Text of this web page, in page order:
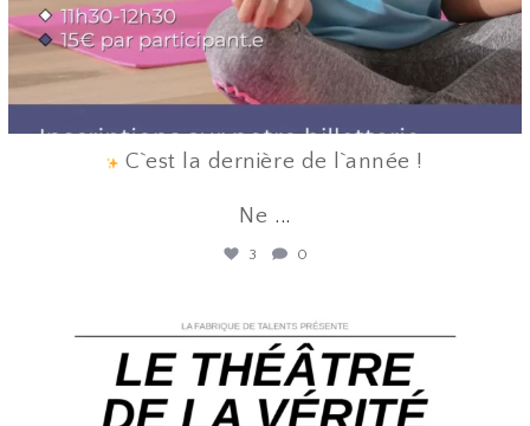
C`est la dernière de l`année !
Ne ...
3 0
Juin 12